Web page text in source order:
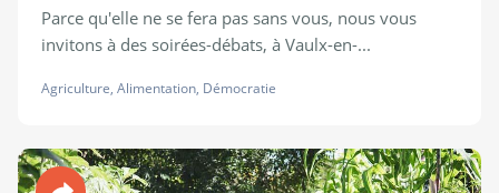
Parce qu'elle ne se fera pas sans vous, nous vous
invitons à des soirées-débats, à Vaulx-en-...
Agriculture, Alimentation, Démocratie
Revue 90°